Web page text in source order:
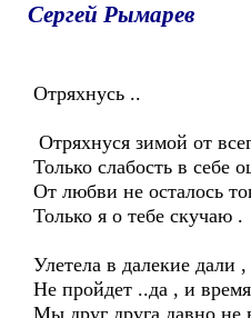
Сергей Рымарев
Отряхнусь ..
Отряхнуся зимой от
Только слабость в себе
От любви не осталось
Только я о тебе скучаю .
Улетела в далекие дали ,
Не пройдет ..да , и
Мы друг друга давно не